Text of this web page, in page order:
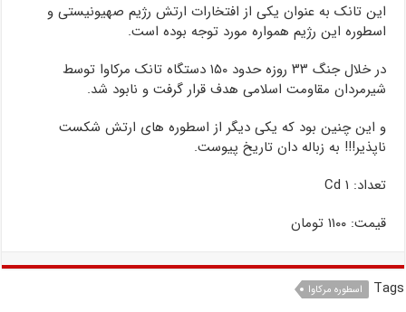
این تانک به عنوان یکی از افتخارات ارتش رژیم صهیونیستی و
اسطوره این رژیم همواره مورد توجه بوده است.
در خلال جنگ ۳۳ روزه حدود ۱۵۰ دستگاه تانک مرکاوا توسط
شیرمردان مقاومت اسلامی هدف قرار گرفت و نابود شد.
و این چنین بود که یکی دیگر از اسطوره های ارتش شکست
ناپذیر!!! به زباله دان تاریخ پیوست.
تعداد: ۱ Cd
قیمت: ۱۱۰۰ تومان
Tags اسطوره مرکاوا